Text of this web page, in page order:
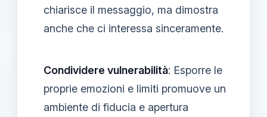
chiarisce il messaggio, ma dimostra
anche che ci interessa sinceramente.
Condividere vulnerabilità: Esporre le
proprie emozioni e limiti promuove un
ambiente di fiducia e apertura